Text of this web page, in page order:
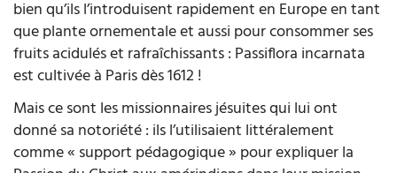
bien qu’ils l’introduisent rapidement en Europe en tant
que plante ornementale et aussi pour consommer ses
fruits acidulés et rafraîchissants : Passiflora incarnata
est cultivée à Paris dès 1612 !
Mais ce sont les missionnaires jésuites qui lui ont
donné sa notoriété : ils l’utilisaient littéralement
comme « support pédagogique » pour expliquer la